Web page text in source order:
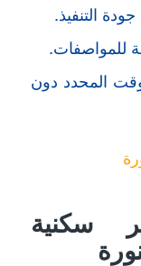
التنفيذ.
للمواصفات.
المحدد دون
سكنية